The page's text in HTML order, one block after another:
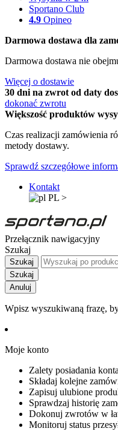
Sportano Club
4.9 Opineo
Darmowa dostawa dla
Darmowa dostawa nie
Więcej o dostawie
30 dni na zwrot od daty
dokonać zwrotu
Większość produktów
Czas realizacji zamówienia
metody dostawy.
Sprawdź szczegółowe
Kontakt
PL >
Przełącznik nawigacyjny
Szukaj
Szukaj
Szukaj
Anuluj
Wpisz wyszukiwaną frazę,
Moje konto
Zalety posiadania
Składaj kolejne
Zapisuj ulubione
Sprawdzaj historię
Dokonuj zwrotów w
Monitoruj status